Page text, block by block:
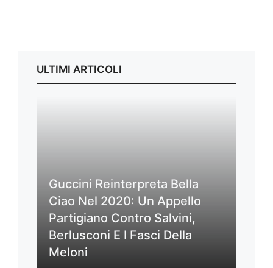
ULTIMI ARTICOLI
Guccini Reinterpreta Bella
Ciao Nel 2020: Un Appello
Partigiano Contro Salvini,
Berlusconi E I Fasci Della
Meloni